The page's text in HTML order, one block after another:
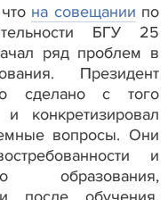
на совещании по
БГУ 25
ряд проблем в
Президент
сделано с того
конкретизировал
вопросы. Они
и
образования,